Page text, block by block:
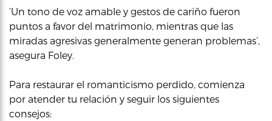
‘Un tono de voz amable y gestos de cariño fueron
puntos a favor del matrimonio, mientras que las
miradas agresivas generalmente generan problemas’,
asegura Foley.
Para restaurar el romanticismo perdido, comienza
por atender tu relación y seguir los siguientes
consejos: